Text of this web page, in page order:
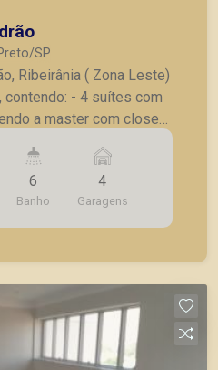
SP
Ribeirânia ( Zona Leste)
- 4 suítes com
a master com closet;
- lavabo; - Ampla varanda
- Cozinha planejada; -
- Dormitório e banheiro
de garagem. - Fino
armários, iluminação. A
ou mesmo nos
cidade de Ribeirão
6
Banho
4
Garagens